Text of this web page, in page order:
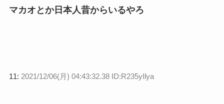
マカオとか日本人昔からいるやろ
11: 2021/12/06(月) 04:43:32.38 ID:R235yIlya